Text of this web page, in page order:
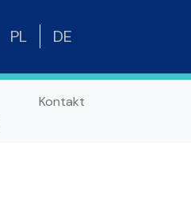
PL DE
Kontakt